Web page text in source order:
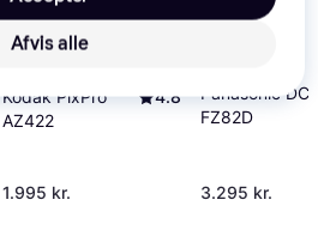
Kodak PixPro
AZ422
4.8
1.995 kr.
Panasonic DC-
FZ82D
3.295 kr.
Afvis alle